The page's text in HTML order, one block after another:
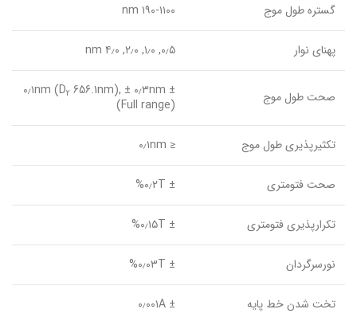
گستره طول موج ۱۹۰-۱۱۰۰ nm
پهنای نوار ۰٫۵, ۱٫۰, ۲٫۰, ۴٫۰ nm
صحت طول موج ± ۰٫۱nm (D 2 656.1nm), ± ۰٫۳nm
(Full range)
تکثیرپذیری طول موج ≤ ۰٫۱nm
صحت فتومتری ± ۰٫۲T%
تکرارپذیری فتومتری ± ۰٫۱۵T%
نورسرگردان ± ۰٫۰۳T%
تخت شدن خط پایه ± ۰٫۰۰۱A